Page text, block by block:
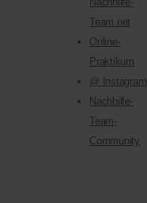
Team.net
Online-
Praktikum
@ Instagram
Nachhilfe-
Team-
Community